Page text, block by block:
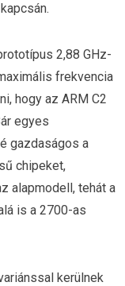
2,88 GHz-
frekvencia
hogy az ARM C2
egyes
gazdaságos a
chipeket,
alapmodell, tehát a
is a 2700-as
kerülnek